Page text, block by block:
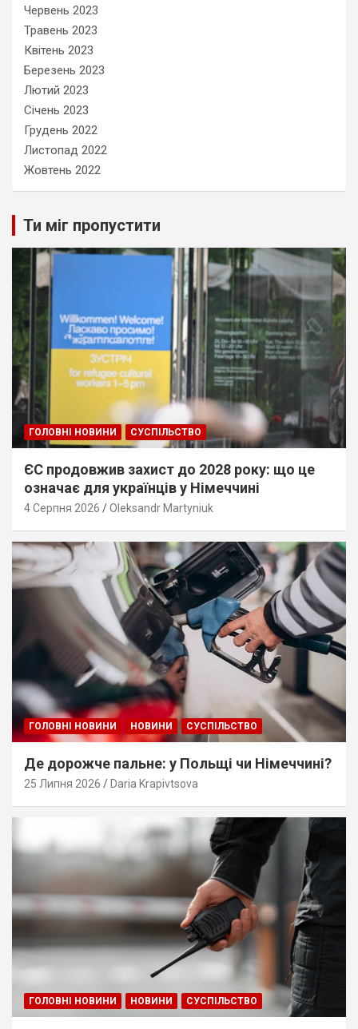
Червень 2023
Травень 2023
Квітень 2023
Березень 2023
Лютий 2023
Січень 2023
Грудень 2022
Листопад 2022
Жовтень 2022
Ти міг пропустити
ГОЛОВНІ НОВИНИ СУСПІЛЬСТВО
ЄС продовжив захист до 2028 року: що це
означає для українців у Німеччині
4 Серпня 2026 Oleksandr Martyniuk
ГОЛОВНІ НОВИНИ НОВИНИ СУСПІЛЬСТВО
Де дорожче пальне: у Польщі чи Німеччині?
25 Липня 2026 Daria Krapivtsova
ГОЛОВНІ НОВИНИ НОВИНИ СУСПІЛЬСТВО